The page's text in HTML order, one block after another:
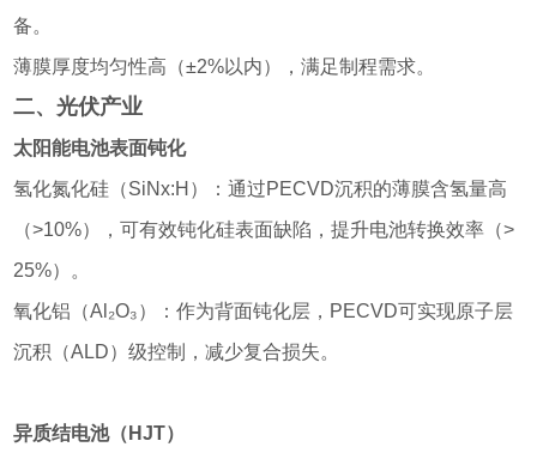
备。
薄膜厚度均匀性高（±2%以内），满足制程需求。
二、光伏产业
太阳能电池表面钝化
氢化氮化硅（SiNx:H）：通过PECVD沉积的薄膜含氢量高
（>10%），可有效钝化硅表面缺陷，提升电池转换效率（>
25%）。
氧化铝（Al₂O₃）：作为背面钝化层，PECVD可实现原子层
沉积（ALD）级控制，减少复合损失。
异质结电池（HJT）